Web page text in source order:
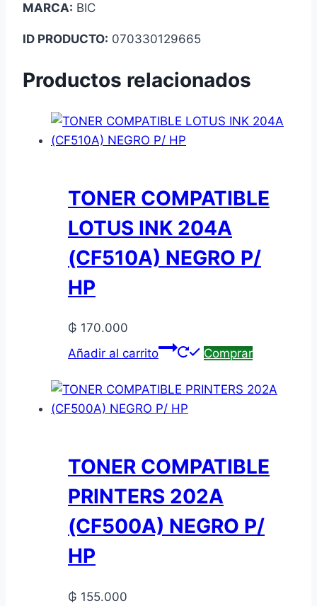
MARCA: BIC
ID PRODUCTO: 070330129665
Productos relacionados
TONER COMPATIBLE
LOTUS INK 204A
(CF510A) NEGRO P/
HP
₲ 170.000
Añadir al carrito
Comprar
TONER COMPATIBLE
PRINTERS 202A
(CF500A) NEGRO P/
HP
₲ 155.000